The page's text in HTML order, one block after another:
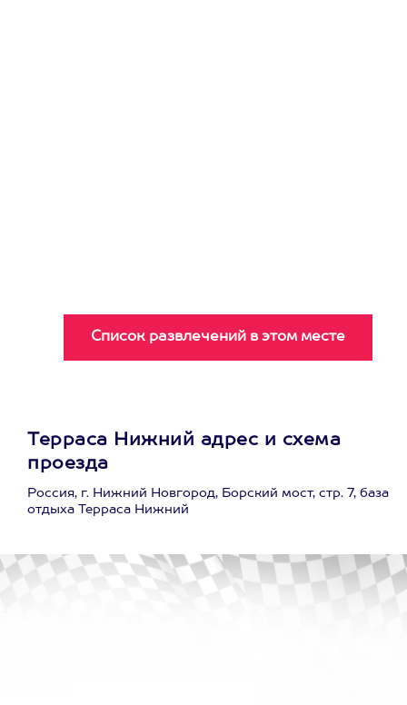
Терраса Нижний адрес и схема
проезда
Россия, г. Нижний Новгород, Борский мост, стр. 7, база
отдыха Терраса Нижний